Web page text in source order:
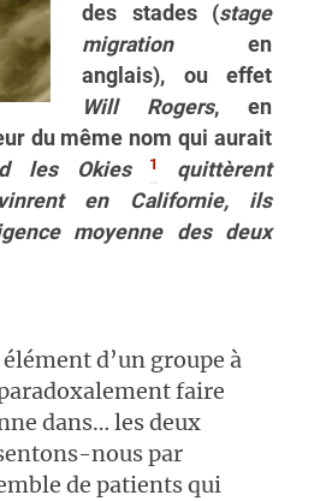
des stades (stage
migrationen
anglais), ou effet
Will Rogers, en
du même nom qui aurait
les Okies 1
quittèrent
en Californie, ils
moyenne des deux
d’un groupe à
faire
dans… les deux
nous par
de patients qui